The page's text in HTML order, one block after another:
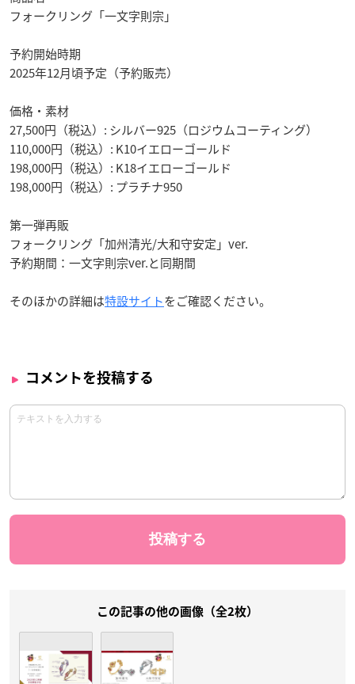
フォークリング「一文字則宗」
予約開始時期
2025年12月頃予定（予約販売）
価格・素材
27,500円（税込）: シルバー925（ロジウムコーティング）
110,000円（税込）: K10イエローゴールド
198,000円（税込）: K18イエローゴールド
198,000円（税込）: プラチナ950
第一弾再販
フォークリング「加州清光/大和守安定」ver.
予約期間：一文字則宗ver.と同期間
そのほかの詳細は特設サイトをご確認ください。
コメントを投稿する
この記事の他の画像（全2枚）